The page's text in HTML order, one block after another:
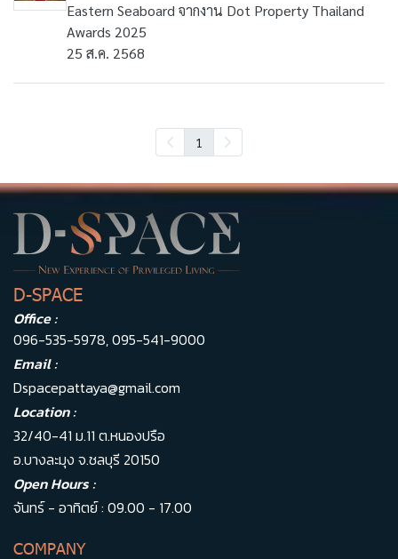
Eastern Seaboard จากงาน Dot Property Thailand
Awards 2025
25 ส.ค. 2568
1
D-SPACE
Office :
096-535-5978,095-541-9000
Email :
Dspacepattaya@gmail.com
Location :
32/40-41 ม.11 ต.หนองปรือ
อ.บางละมุง จ.ชลบุรี 20150
Open Hours :
จันทร์ - อาทิตย์ : 09.00 - 17.00
COMPANY